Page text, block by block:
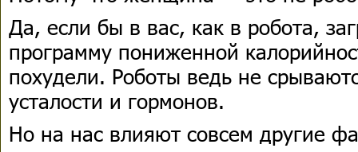
Да, если бы в вас, как в робота,
программу пониженной
похудели. Роботы ведь не
усталости и гормонов.
Но на нас влияют совсем другие